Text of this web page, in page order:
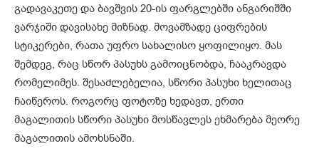
გადავაკეთე და ბავშვის 20-ის ფარგლებში ანგარიშში
ვარჯიში დავისახე მიზნად. მოვამზადე ციფრების
სტიკერები, რათა უფრო სახალისო ყოფილიყო. მას
შემდეგ, რაც სწორ პასუხს გამოიცნობდა, ჩააკრავდა
რომელიმეს. შესაძლებელია, სწორი პასუხი ხელითაც
ჩაიწეროს. როგორც ფოტოზე ხედავთ, ერთი
მაგალითის სწორი პასუხი მოსწავლეს ეხმარება მეორე
მაგალითის ამოხსნაში.